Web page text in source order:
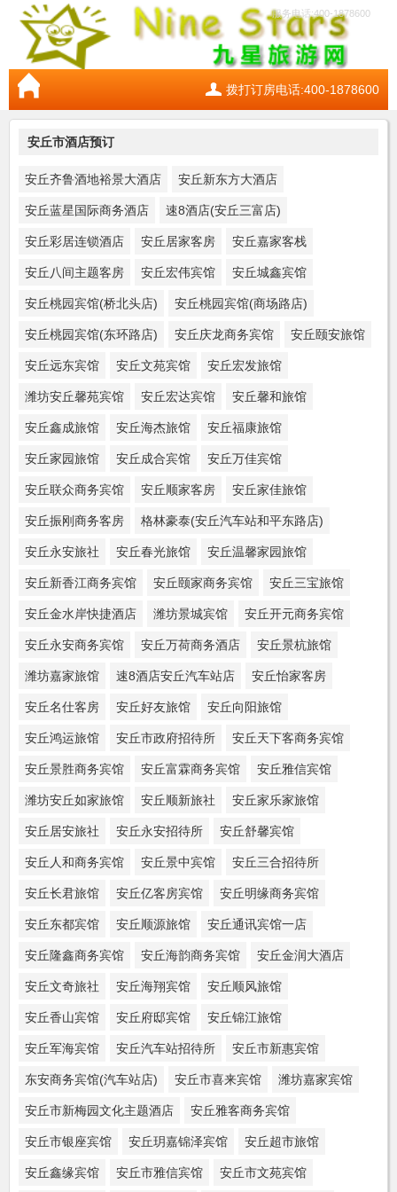
服务电话:400-1878600
拨打订房电话:400-1878600
安丘市酒店预订
安丘齐鲁酒地裕景大酒店 安丘新东方大酒店
安丘蓝星国际商务酒店 速8酒店(安丘三富店)
安丘彩居连锁酒店 安丘居家客房 安丘嘉家客栈
安丘八间主题客房 安丘宏伟宾馆 安丘城鑫宾馆
安丘桃园宾馆(桥北头店) 安丘桃园宾馆(商场路店)
安丘桃园宾馆(东环路店) 安丘庆龙商务宾馆 安丘颐安旅馆
安丘远东宾馆 安丘文苑宾馆 安丘宏发旅馆
潍坊安丘馨苑宾馆 安丘宏达宾馆 安丘馨和旅馆
安丘鑫成旅馆 安丘海杰旅馆 安丘福康旅馆
安丘家园旅馆 安丘成合宾馆 安丘万佳宾馆
安丘联众商务宾馆 安丘顺家客房 安丘家佳旅馆
安丘振刚商务客房 格林豪泰(安丘汽车站和平东路店)
安丘永安旅社 安丘春光旅馆 安丘温馨家园旅馆
安丘新香江商务宾馆 安丘颐家商务宾馆 安丘三宝旅馆
安丘金水岸快捷酒店 潍坊景城宾馆 安丘开元商务宾馆
安丘永安商务宾馆 安丘万荷商务酒店 安丘景杭旅馆
潍坊嘉家旅馆 速8酒店安丘汽车站店 安丘怡家客房
安丘名仕客房 安丘好友旅馆 安丘向阳旅馆
安丘鸿运旅馆 安丘市政府招待所 安丘天下客商务宾馆
安丘景胜商务宾馆 安丘富霖商务宾馆 安丘雅信宾馆
潍坊安丘如家旅馆 安丘顺新旅社 安丘家乐家旅馆
安丘居安旅社 安丘永安招待所 安丘舒馨宾馆
安丘人和商务宾馆 安丘景中宾馆 安丘三合招待所
安丘长君旅馆 安丘亿客房宾馆 安丘明缘商务宾馆
安丘东都宾馆 安丘顺源旅馆 安丘通讯宾馆一店
安丘隆鑫商务宾馆 安丘海韵商务宾馆 安丘金润大酒店
安丘文奇旅社 安丘海翔宾馆 安丘顺风旅馆
安丘香山宾馆 安丘府邸宾馆 安丘锦江旅馆
安丘军海宾馆 安丘汽车站招待所 安丘市新惠宾馆
东安商务宾馆(汽车站店) 安丘市喜来宾馆 潍坊嘉家宾馆
安丘市新梅园文化主题酒店 安丘雅客商务宾馆
安丘市银座宾馆 安丘玥嘉锦泽宾馆 安丘超市旅馆
安丘鑫缘宾馆 安丘市雅信宾馆 安丘市文苑宾馆